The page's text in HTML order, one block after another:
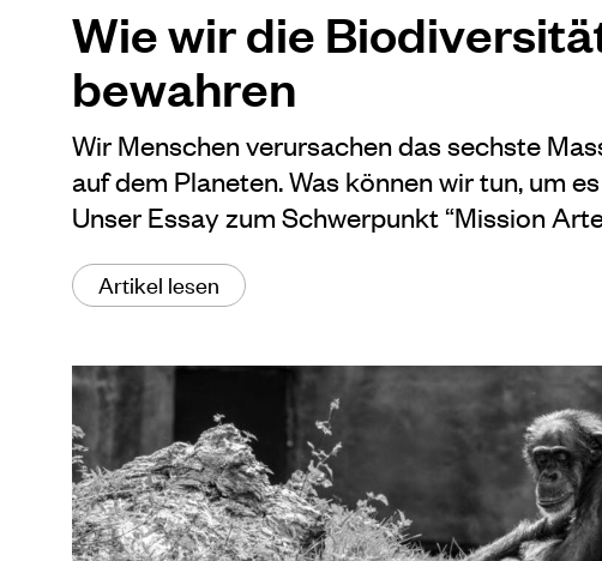
Wie wir die
bewahren
Wir Menschen verursachen das sechste
auf dem Planeten. Was können wir tun, um
Unser Essay zum Schwerpunkt “Mission
Artikel lesen